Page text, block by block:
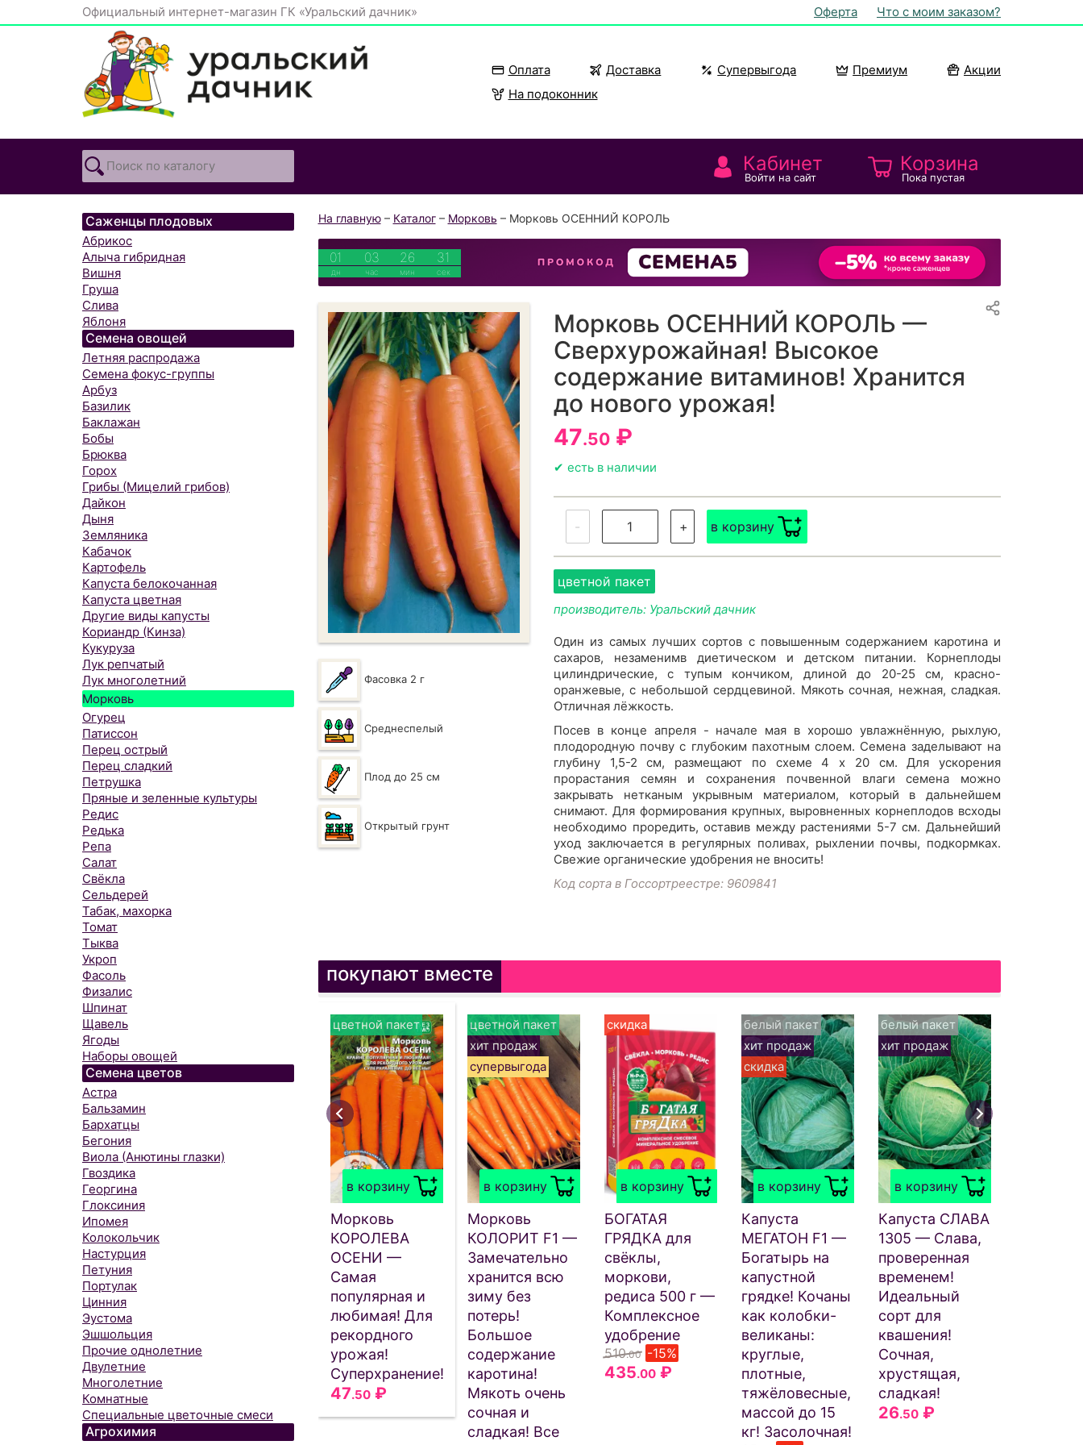
Официальный интернет-магазин ГК «Уральский дачник» Оферта Что с моим заказом?
Оплата Доставка Супервыгода Премиум
Акции
На подоконник
Кабинет
Войти на сайт
Корзина
Пока пустая
Саженцы плодовых
Абрикос
Алыча гибридная
Вишня
Груша
Слива
Яблоня
Семена овощей
Летняя распродажа
Семена фокус-группы
Арбуз
Базилик
Баклажан
Бобы
Брюква
Горох
Грибы (Мицелий грибов)
Дайкон
Дыня
Земляника
Кабачок
Картофель
Капуста белокочанная
Капуста цветная
Другие виды капусты
Кориандр (Кинза)
Кукуруза
Лук репчатый
Лук многолетний
Морковь
Огурец
Патиссон
Перец острый
Перец сладкий
Петрушка
Пряные и зеленные культуры
Редис
Редька
Репа
Салат
Свёкла
Сельдерей
Табак, махорка
Томат
Тыква
Укроп
Фасоль
Физалис
Шпинат
Щавель
Ягоды
Наборы овощей
Семена цветов
Астра
Бальзамин
Бархатцы
Бегония
Виола (Анютины глазки)
Гвоздика
Георгина
Глоксиния
Ипомея
Колокольчик
Настурция
Петуния
Портулак
Цинния
Эустома
Эшшольция
Прочие однолетние
Двулетние
Многолетние
Комнатные
Специальные цветочные смеси
Агрохимия
На главную– Каталог– Морковь – Морковь ОСЕННИЙ КОРОЛЬ
01
дн
03
час
26
мин
31
сек
Фасовка 2 г
Среднеспелый
Плод до 25 см
Открытый грунт
Морковь ОСЕННИЙ КОРОЛЬ —
Сверхурожайная! Высокое
содержание витаминов! Хранится
до нового урожая!
47.50₽
✔ есть в наличии
- + в корзину
цветной пакет
производитель: Уральский дачник
Один из самых лучших сортов с повышенным содержанием каротина и
сахаров, незаменимв диетическом и детском питании. Корнеплоды
цилиндрические, с тупым кончиком, длиной до 20-25 см, красно-
оранжевые, с небольшой сердцевиной. Мякоть сочная, нежная, сладкая.
Отличная лёжкость.
Посев в конце апреля - начале мая в хорошо увлажнённую, рыхлую,
плодородную почву с глубоким пахотным слоем. Семена заделывают на
глубину 1,5-2 см, размещают по схеме 4 x 20 см. Для ускорения
прорастания семян и сохранения почвенной влаги семена можно
закрывать нетканым укрывным материалом, который в дальнейшем
снимают. Для формирования крупных, выровненных корнеплодов всходы
необходимо проредить, оставив между растениями 5-7 см. Дальнейший
уход заключается в регулярных поливах, рыхлении почвы, подкормках.
Свежие органические удобрения не вносить!
Код сорта в Госсортреестре: 9609841
покупают вместе
в корзину
цветной пакет
Морковь
КОРОЛЕВА
ОСЕНИ —
Самая
популярная и
любимая! Для
рекордного
урожая!
Суперхранение!
47.50₽
в корзину
цветной пакет
хит продаж
супервыгода
Морковь
КОЛОРИТ F1 —
Замечательно
хранится всю
зиму без
потерь!
Большое
содержание
каротина!
Мякоть очень
сочная и
сладкая! Все
в корзину
скидка
БОГАТАЯ
ГРЯДКА для
свёклы,
моркови,
редиса 500 г —
Комплексное
удобрение
510.00 -15%
435.00₽
в корзину
белый пакет
хит продаж
скидка
Капуста
МЕГАТОН F1 —
Богатырь на
капустной
грядке! Кочаны
как колобки-
великаны:
круглые,
плотные,
тяжёловесные,
массой до 15
кг! Засолочная!
в корзину
белый пакет
хит продаж
Капуста СЛАВА
1305 — Слава,
проверенная
временем!
Идеальный
сорт для
квашения!
Сочная,
хрустящая,
сладкая!
26.50₽